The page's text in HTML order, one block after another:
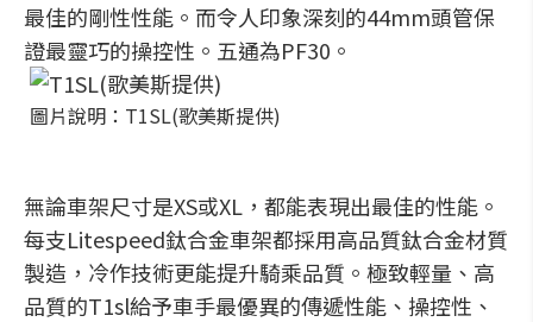
最佳的剛性性能。而令人印象深刻的44mm頭管保
證最靈巧的操控性。五通為PF30。
圖片說明：T1SL(歌美斯提供)
無論車架尺寸是XS或XL，都能表現出最佳的性能。
每支Litespeed鈦合金車架都採用高品質鈦合金材質
製造，冷作技術更能提升騎乘品質。極致輕量、高
品質的T1sl給予車手最優異的傳遞性能、操控性、